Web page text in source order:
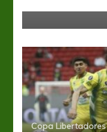
Copa Libertadores